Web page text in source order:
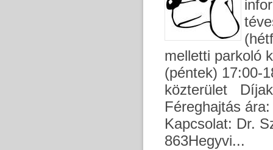
melletti parkoló
(péntek) 17:00-
közterület
Féreghajtás
Kapcsolat: Dr.
863Hegyvi...